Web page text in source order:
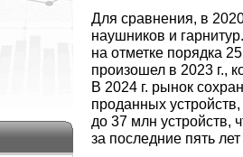
Для сравнения, в
наушников и
на отметке порядка
произошел в 2023 г.,
В 2024 г. рынок
проданных
до 37 млн устройств,
за последние пять